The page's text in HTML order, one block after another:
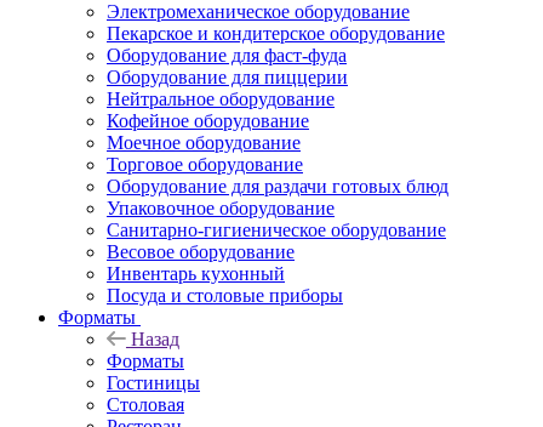
Электромеханическое оборудование
Пекарское и кондитерское оборудование
Оборудование для фаст-фуда
Оборудование для пиццерии
Нейтральное оборудование
Кофейное оборудование
Моечное оборудование
Торговое оборудование
Оборудование для раздачи готовых блюд
Упаковочное оборудование
Санитарно-гигиеническое оборудование
Весовое оборудование
Инвентарь кухонный
Посуда и столовые приборы
Форматы
Назад
Форматы
Гостиницы
Столовая